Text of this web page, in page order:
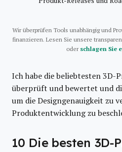
Wir überprüfen Tools unabhängig und
finanzieren. Lesen Sie unsere
oderschlagen Sie
Ich habe die beliebtesten
überprüft und bewertet und
um die Designgenauigkeit zu
Produktentwicklung zu
10 Die besten 3D-